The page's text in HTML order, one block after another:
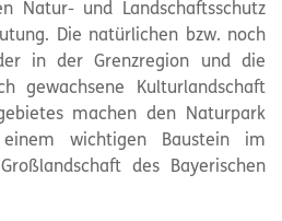
Natur- und Landschaftsschutz
Die natürlichen bzw. noch
in der Grenzregion und die
gewachsene Kulturlandschaft
machen den Naturpark
wichtigen Baustein im
des Bayerischen